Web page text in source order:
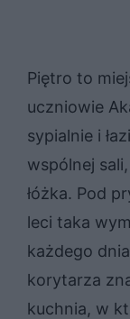
Piętro to
uczniowie
sypialnie i
wspólnej
łóżka. Pod
leci taka
każdego
korytarza
kuchnia, w